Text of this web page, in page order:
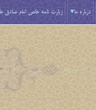
درباره ما زیارت نامه خاص امام صادق